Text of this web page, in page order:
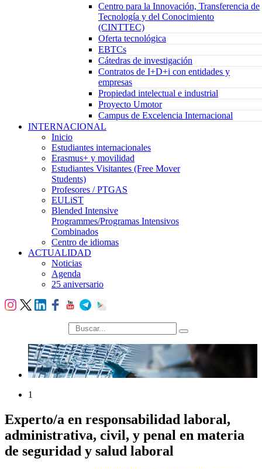
Centro para la Innovación, Transferencia de
Tecnología y del Conocimiento
(CINTTEC)
Oferta tecnológica
EBTCs
Cátedras de investigación
Contratos de I+D+i con entidades y
empresas
Propiedad intelectual e industrial
Proyecto Umotor
Campus de Excelencia Internacional
INTERNACIONAL
Inicio
Estudiantes internacionales
Erasmus+ y movilidad
Estudiantes Visitantes (Free Mover
Students)
Profesores / PTGAS
EULiST
Blended Intensive
Programmes/Programas Intensivos
Combinados
Centro de idiomas
ACTUALIDAD
Noticias
Agenda
25 aniversario
búsqueda
1
Experto/a en responsabilidad laboral,
administrativa, civil, y penal en materia
de seguridad y salud laboral